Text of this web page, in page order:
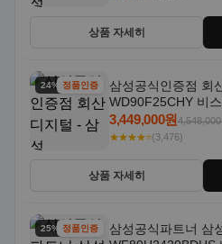
상품 자세히
24% 할인정품인증
삼성공식인증점 회
WD90F25CHY 비
일체형 25kg+18kg 1
3,449,000원
★★★★⭐(3,476)
상품 자세히
25% 할인정품인증
삼성공식파트너 삼